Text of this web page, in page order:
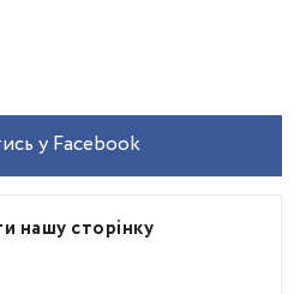
нашу сторінку
у Facebook